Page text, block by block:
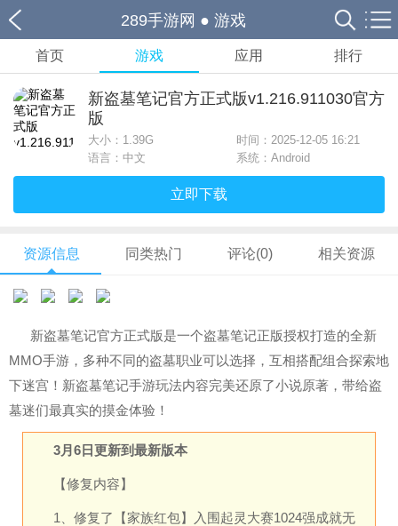
289手游网 ● 游戏
首页 游戏 应用 排行
新盗墓笔记官方正式版v1.216.911030官方
版
大小： 1.39G
时间：2025-12-05 16:21
语言：中文
系统：Android
立即下载
资源信息 同类热门 评论(0) 相关资源
新盗墓笔记官方正式版是一个盗墓笔记正版授权打造的全新
MMO手游，多种不同的盗墓职业可以选择，互相搭配组合探索地
下迷宫！新盗墓笔记手游玩法内容完美还原了小说原著，带给盗
墓迷们最真实的摸金体验！
3月6日更新到最新版本
【修复内容】
1、修复了【家族红包】入围起灵大赛1024强成就无